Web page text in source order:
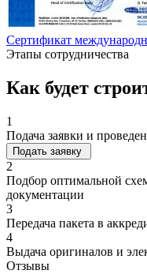
Сертификат
Этапы сотрудничества
Как будет
1
Подача заявки и
Подать заявку
2
Подбор оптимальной
документации
3
Передача пакета в
4
Выдача оригиналов и
Отзывы